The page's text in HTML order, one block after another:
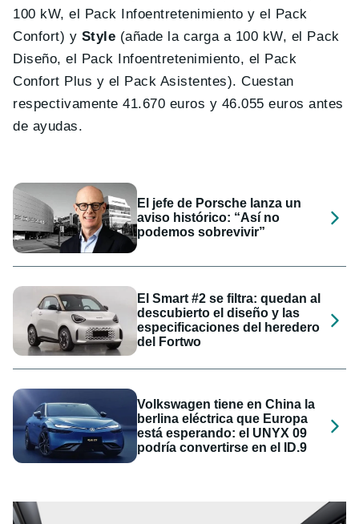
100 kW, el Pack Infoentretenimiento y el Pack
Confort) y Style (añade la carga a 100 kW, el Pack
Diseño, el Pack Infoentretenimiento, el Pack
Confort Plus y el Pack Asistentes). Cuestan
respectivamente 41.670 euros y 46.055 euros antes
de ayudas.
El jefe de Porsche lanza un
aviso histórico: “Así no
podemos sobrevivir”
El Smart #2 se filtra: quedan al
descubierto el diseño y las
especificaciones del heredero
del Fortwo
Volkswagen tiene en China la
berlina eléctrica que Europa
está esperando: el UNYX 09
podría convertirse en el ID.9